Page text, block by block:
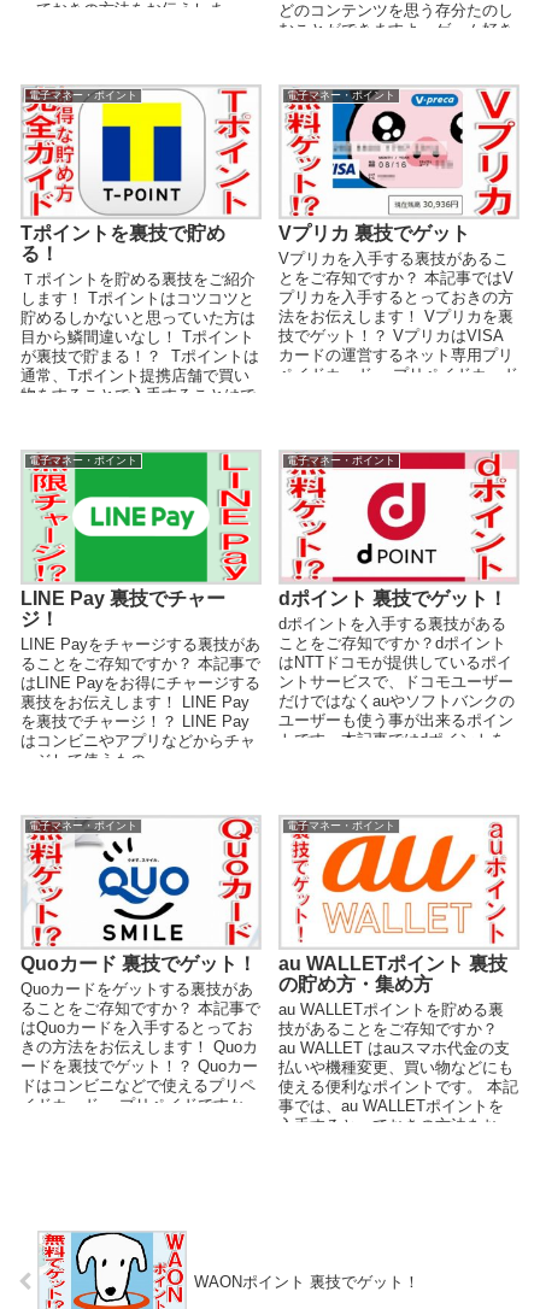
っておきの方法をお伝えしま
どのコンテンツを思う存分たのし
むことができますよ。ゲーム好き
電子マネー・ポイント
Tポイントを裏技で貯め
る！
Ｔポイントを貯める裏技をご紹介
します！ Tポイントはコツコツと
貯めるしかないと思っていた方は
目から鱗間違いなし！ Tポイント
が裏技で貯まる！？ Tポイントは
通常、Tポイント提携店舗で買い
物をすることで入手することはで
電子マネー・ポイント
Vプリカ 裏技でゲット
Vプリカを入手する裏技があるこ
とをご存知ですか？ 本記事ではV
プリカを入手するとっておきの方
法をお伝えします！ Vプリカを裏
技でゲット！？ VプリカはVISA
カードの運営するネット専用プリ
ペイドカード。 プリペイドカード
電子マネー・ポイント
LINE Pay 裏技でチャー
ジ！
LINE Payをチャージする裏技があ
ることをご存知ですか？ 本記事で
はLINE Payをお得にチャージする
裏技をお伝えします！ LINE Pay
を裏技でチャージ！？ LINE Pay
はコンビニやアプリなどからチャ
ージして使うもの...
電子マネー・ポイント
dポイント 裏技でゲット！
dポイントを入手する裏技がある
ことをご存知ですか？dポイント
はNTTドコモが提供しているポイ
ントサービスで、ドコモユーザー
だけではなくauやソフトバンクの
ユーザーも使う事が出来るポイン
トです。本記事ではdポイントを
電子マネー・ポイント
Quoカード 裏技でゲット！
Quoカードをゲットする裏技があ
ることをご存知ですか？ 本記事で
はQuoカードを入手するとってお
きの方法をお伝えします！ Quoカ
ードを裏技でゲット！？ Quoカー
ドはコンビニなどで使えるプリペ
イドカード。 プリペイドですか
電子マネー・ポイント
au WALLETポイント 裏技
の貯め方・集め方
au WALLETポイントを貯める裏
技があることをご存知ですか？
au WALLET はauスマホ代金の支
払いや機種変更、買い物などにも
使える便利なポイントです。 本記
事では、au WALLETポイントを
入手するとっておきの方法をお...
WAONポイント 裏技でゲット！